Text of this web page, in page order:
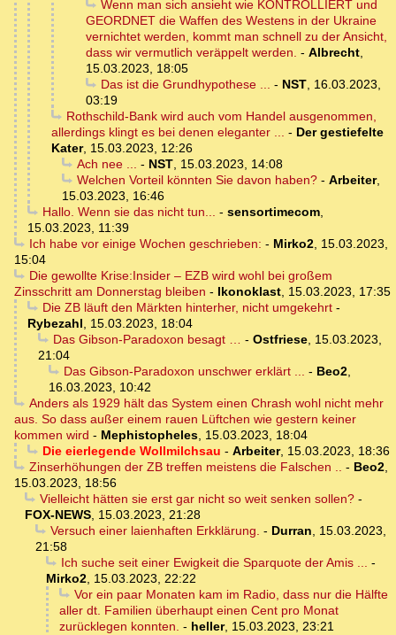
Wenn man sich ansieht wie KONTROLLIERT und
GEORDNET die Waffen des Westens in der Ukraine
vernichtet werden, kommt man schnell zu der Ansicht,
dass wir vermutlich veräppelt werden. - Albrecht,
15.03.2023, 18:05
Das ist die Grundhypothese ... - NST, 16.03.2023,
03:19
Rothschild-Bank wird auch vom Handel ausgenommen,
allerdings klingt es bei denen eleganter ... - Der gestiefelte
Kater, 15.03.2023, 12:26
Ach nee ... - NST, 15.03.2023, 14:08
Welchen Vorteil könnten Sie davon haben?- Arbeiter,
15.03.2023, 16:46
Hallo. Wenn sie das nicht tun... - sensortimecom,
15.03.2023, 11:39
Ich habe vor einige Wochen geschrieben: - Mirko2, 15.03.2023,
15:04
Die gewollte Krise:Insider – EZB wird wohl bei großem
Zinsschritt am Donnerstag bleiben - Ikonoklast, 15.03.2023, 17:35
Die ZB läuft den Märkten hinterher, nicht umgekehrt-
Rybezahl, 15.03.2023, 18:04
Das Gibson-Paradoxon besagt … - Ostfriese, 15.03.2023,
21:04
Das Gibson-Paradoxon unschwer erklärt ... - Beo2,
16.03.2023, 10:42
Anders als 1929 hält das System einen Chrash wohl nicht mehr
aus. So dass außer einem rauen Lüftchen wie gestern keiner
kommen wird - Mephistopheles, 15.03.2023, 18:04
Die eierlegende Wollmilchsau - Arbeiter, 15.03.2023, 18:36
Zinserhöhungen der ZB treffen meistens die Falschen .. - Beo2,
15.03.2023, 18:56
Vielleicht hätten sie erst gar nicht so weit senken sollen?-
FOX-NEWS, 15.03.2023, 21:28
Versuch einer laienhaften Erkklärung. - Durran, 15.03.2023,
21:58
Ich suche seit einer Ewigkeit die Sparquote der Amis ... -
Mirko2, 15.03.2023, 22:22
Vor ein paar Monaten kam im Radio, dass nur die Hälfte
aller dt. Familien überhaupt einen Cent pro Monat
zurücklegen konnten. - heller, 15.03.2023, 23:21